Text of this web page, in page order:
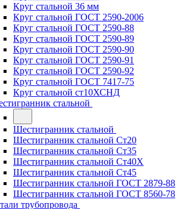
Круг стальной 36 мм
Круг стальной ГОСТ 2590-2006
Круг стальной ГОСТ 2590-88
Круг стальной ГОСТ 2590-89
Круг стальной ГОСТ 2590-90
Круг стальной ГОСТ 2590-91
Круг стальной ГОСТ 2590-92
Круг стальной ГОСТ 7417-75
Круг стальной ст10ХСНД
стальной
Шестигранник стальной
Шестигранник стальной Ст20
Шестигранник стальной Ст35
Шестигранник стальной Ст40Х
Шестигранник стальной Ст45
Шестигранник стальной ГОСТ 2879-88
Шестигранник стальной ГОСТ 8560-78
трубопровода